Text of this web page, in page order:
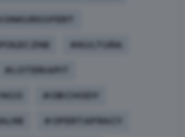
#KULTURA
#LOTERIAPIT
#OBCHODY
#OFERTAPRACY